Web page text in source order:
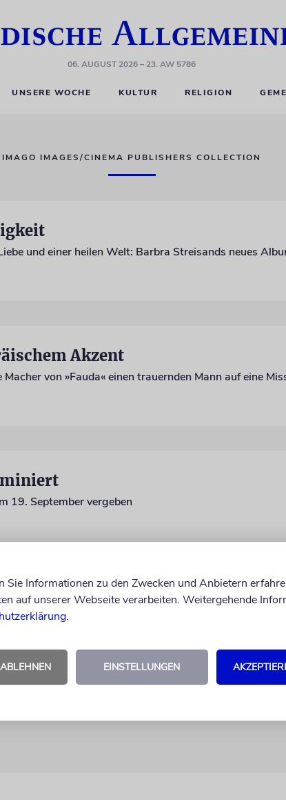
06. AUGUST 2026– 23. AW 5786
UNSERE WOCHE KULTUR RELIGION
IMAGO IMAGES/CINEMA PUBLISHERS COLLECTION
und einer heilen Welt: Barbra Streisands neues
Akzent
19. September vergeben
Angst«
habe ihr Mut gemacht
Sie Informationen zu den Zwecken und Anbietern
auf unserer Webseite verarbeiten. Weitergehende
.
EINSTELLUNGEN